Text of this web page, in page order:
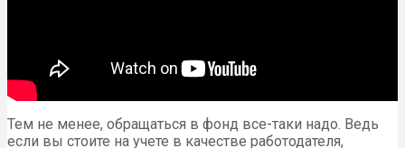
Тем не менее, обращаться в фонд все-таки надо. Ведь
если вы стоите на учете в качестве работодателя,